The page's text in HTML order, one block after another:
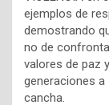
ejemplos de
demostrando
no de
valores de paz
generaciones
cancha.